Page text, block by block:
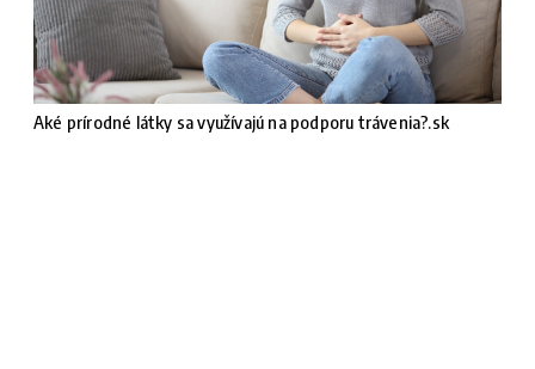
Aké prírodné látky sa využívajú na podporu trávenia?.sk